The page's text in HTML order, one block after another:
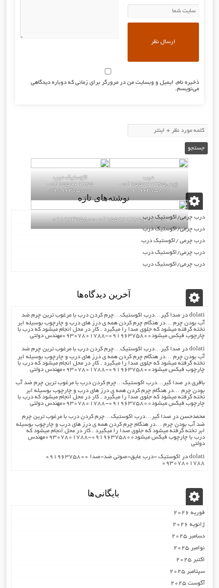
ذخیره نام، ایمیل و وبسایت من در مرورگر برای زمانی که دوباره دیدگاهی
می‌نویسم.
درب
چرمی02155969245-
09196375800
اکوستیک درب
02155969245-
09196375800
درب چرمی02155969245-09196375800
نوشته‌های تازه
درب چرمی/اکوستیک درب
درب چرمی/اکوستیک درب
درب چرمی /اکوستیک درب
درب چرمی/اکوستیک درب
درب چرمی/اکوستیک درب
آخرین دیدگاه‌ها
dolati درصدا گیر…درب اکوستیک…چرم کردن درب با مرغوب ترین چرم ضد
آب بودن چرم …در هنگام چرم کردن همه ی درز های درب و چارچوب بوسیله ابر
تخته گرفته میشود که جلوی صدا را میگیرد . کار در محل انجام میشود که درب با
چارچوب فیکس میشود۰۹۱۹۶۳۷۵۸۰۰-۰۹۳۰۷۸۰۱۷۸۸مهندس دولتی
dolati درصدا گیر…درب اکوستیک…چرم کردن درب با مرغوب ترین چرم ضد
آب بودن چرم …در هنگام چرم کردن همه ی درز های درب و چارچوب بوسیله ابر
تخته گرفته میشود که جلوی صدا را میگیرد . کار در محل انجام میشود که درب با
چارچوب فیکس میشود۰۹۱۹۶۳۷۵۸۰۰-۰۹۳۰۷۸۰۱۷۸۸مهندس دولتی
باقری درصدا گیر…درب اکوستیک…چرم کردن درب با مرغوب ترین چرم ضد آب
بودن چرم …در هنگام چرم کردن همه ی درز های درب و چارچوب بوسیله ابر
تخته گرفته میشود که جلوی صدا را میگیرد . کار در محل انجام میشود که درب با
چارچوب فیکس میشود۰۹۱۹۶۳۷۵۸۰۰-۰۹۳۰۷۸۰۱۷۸۸مهندس دولتی
محمدحسن درصدا گیر…درب اکوستیک…چرم کردن درب با مرغوب ترین چرم
ضد آب بودن چرم …در هنگام چرم کردن همه ی درز های درب و چارچوب بوسیله
ابر تخته گرفته میشود که جلوی صدا را میگیرد . کار در محل انجام میشود که
درب با چارچوب فیکس میشود۰۹۱۹۶۳۷۵۸۰۰-۰۹۳۰۷۸۰۱۷۸۸مهندس
دولتی
dolati در
اکوستیک -درب عایق-صوتی ضد-صدا ۰۹۱۹۶۳۷۵۸۰۰
۰۹۳۰۷۸۰۱۷۸۸
بایگانی‌ها
فوریه 2026
ژانویه 2026
دسامبر 2025
نوامبر 2025
اکتبر 2025
سپتامبر 2025
آگوست 2025